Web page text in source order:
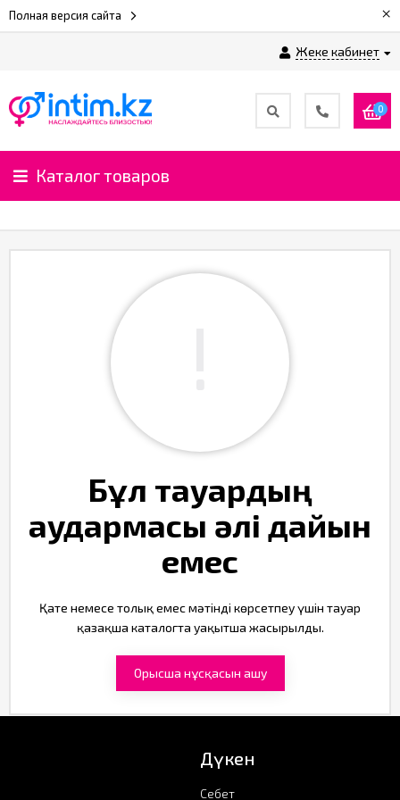
Полная версия сайта ×
Жеке кабинет
0
Каталог товаров
Бұл тауардың
аудармасы әлі дайын
емес
Қате немесе толық емес мәтінді көрсетпеу үшін тауар
қазақша каталогта уақытша жасырылды.
Орысша нұсқасын ашу
Дүкен
Себет